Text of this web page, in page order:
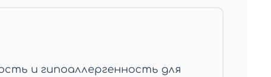
и гипоаллергенность для